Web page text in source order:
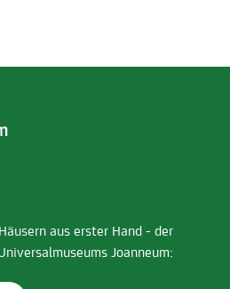
aus erster Hand - der
Joanneum: